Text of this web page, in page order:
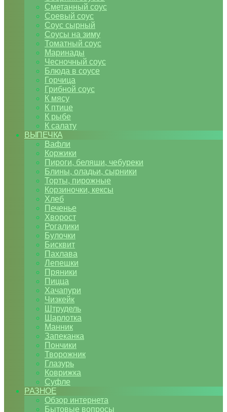
Сметанный соус
Соевый соус
Соус сырный
Соусы на зиму
Томатный соус
Маринады
Чесночный соус
Блюда в соусе
Горчица
Грибной соус
К мясу
К птице
К рыбе
К салату
ВЫПЕЧКА
Вафли
Коржики
Пироги, беляши, чебуреки
Блины, оладьи, сырники
Торты, пирожные
Корзиночки, кексы
Хлеб
Печенье
Хворост
Рогалики
Булочки
Бисквит
Пахлава
Лепешки
Пряники
Пицца
Хачапури
Чизкейк
Штрудель
Шарлотка
Манник
Запеканка
Пончики
Творожник
Глазурь
Коврижка
Суфле
РАЗНОЕ
Обзор интернета
Бытовые вопросы